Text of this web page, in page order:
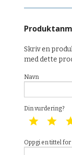
Skriv en
med dette
Navn
Din vurdering?
1 star 2
Oppgi en tittel